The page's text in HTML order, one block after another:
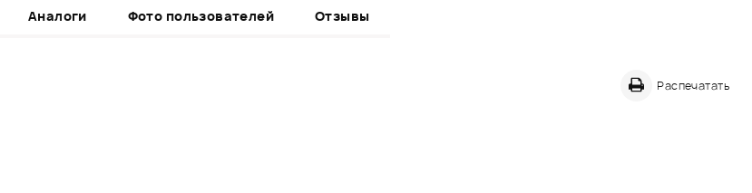
Аналоги Фото пользователей Отзывы
Распечатать